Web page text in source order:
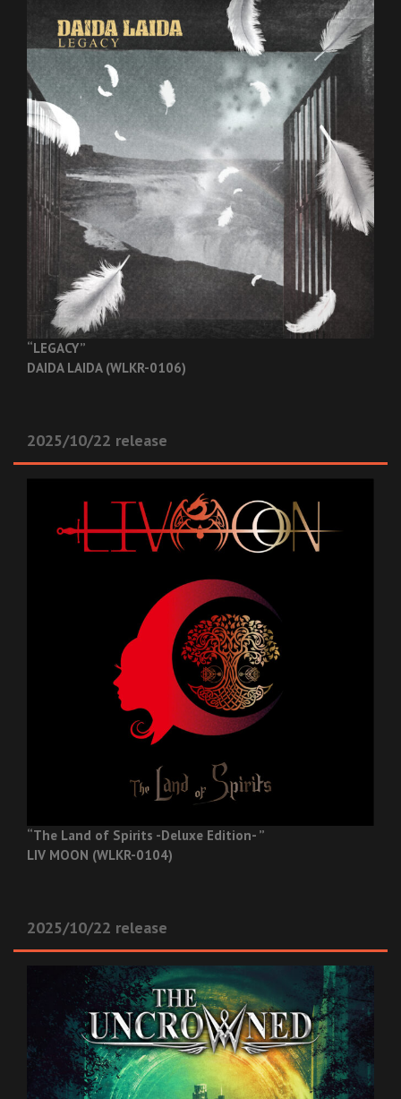
“LEGACY”
DAIDA LAIDA (WLKR-0106)
2025/10/22 release
“The Land of Spirits -Deluxe Edition- ”
LIV MOON (WLKR-0104)
2025/10/22 release